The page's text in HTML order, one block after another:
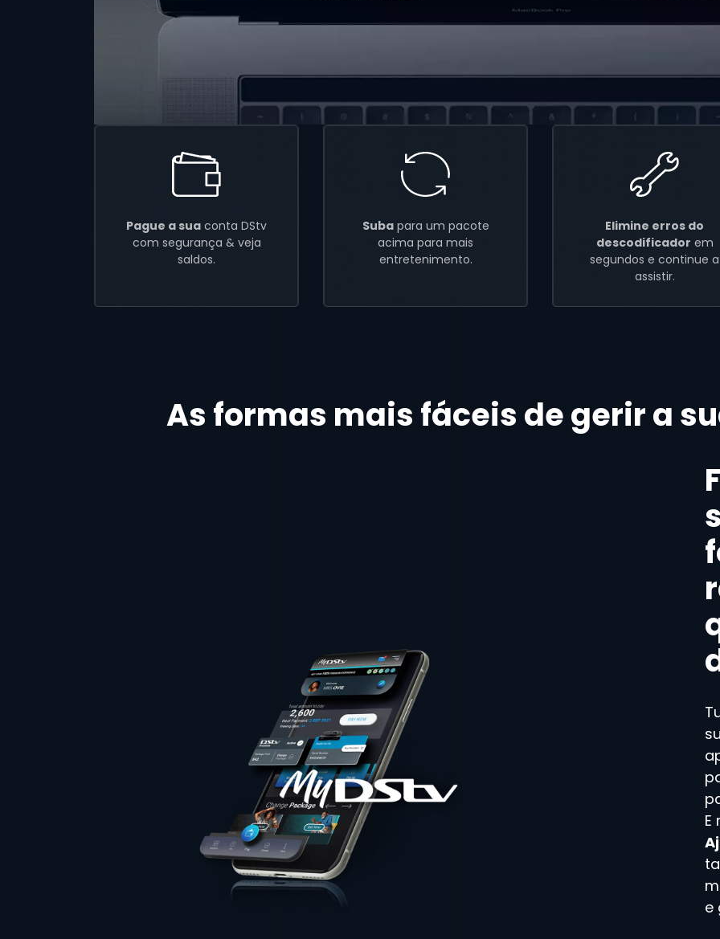
Pague a sua conta DStv
com segurança & veja
saldos.
Subapara um pacote
acima para mais
entretenimento.
Elimine erros do
descodificador em
segundos e continue a
assistir.
As formas mais fáceis de gerir a
E
e